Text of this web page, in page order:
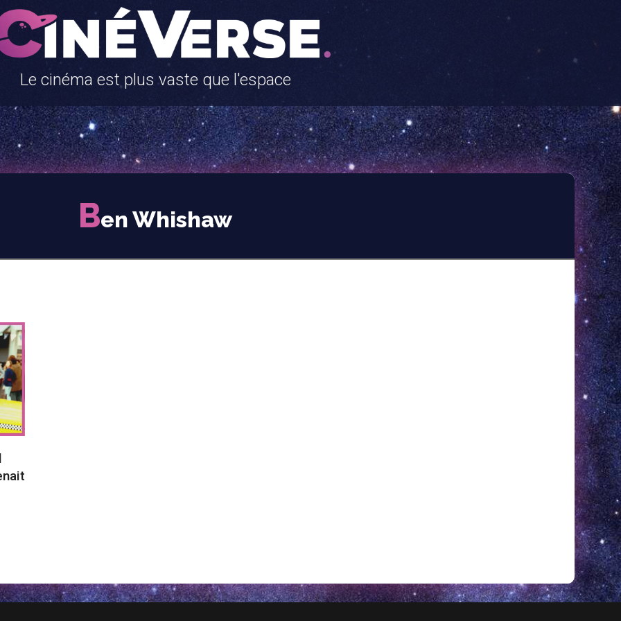
Le cinéma est plus vaste que l'espace
Ben Whishaw